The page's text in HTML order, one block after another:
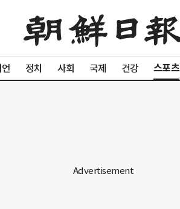
정치 사회 국제 건강 스포츠